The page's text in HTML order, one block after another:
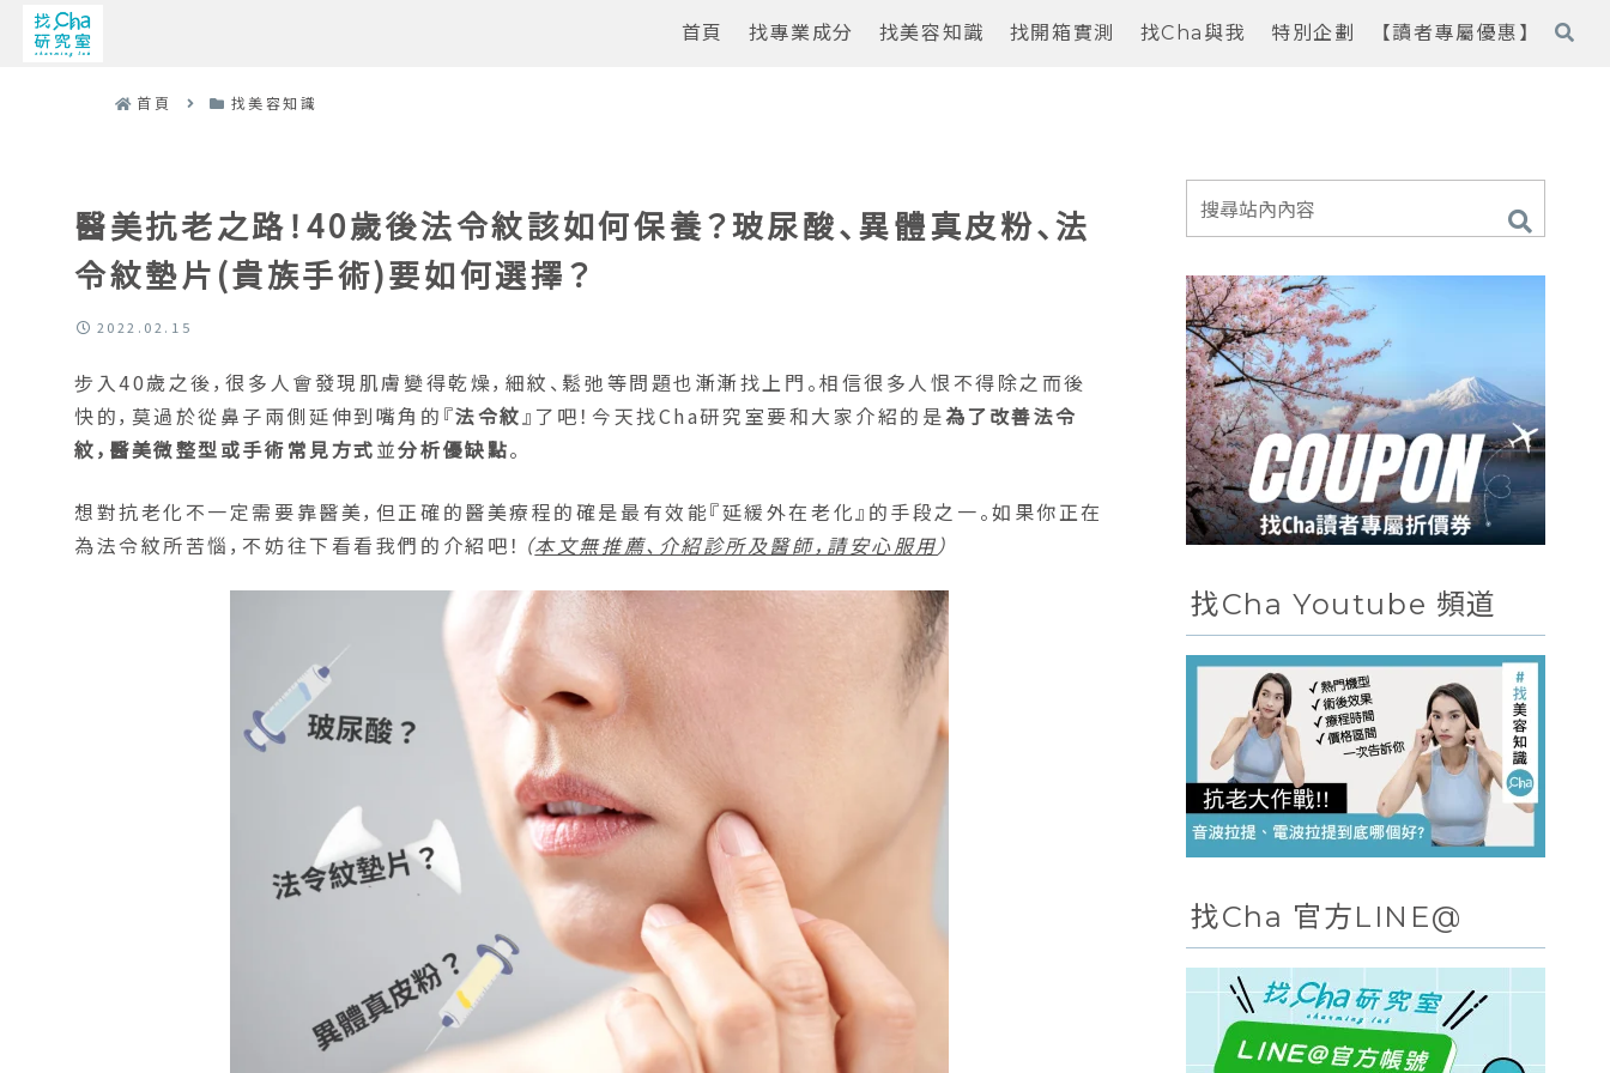
首頁 找專業成分 找美容知識 找開箱實測 找Cha與我 特別企劃 【讀者專屬優惠】
首頁 找美容知識
醫美抗老之路！40歲後法令紋該如何保養？玻尿酸、異體真皮粉、法
令紋墊片(貴族手術)要如何選擇？
2022.02.15
步入40歲之後，很多人會發現肌膚變得乾燥，細紋、鬆弛等問題也漸漸找上門。相信很多人恨不得除之而後
快的，莫過於從鼻子兩側延伸到嘴角的『法令紋』了吧！今天找Cha研究室要和大家介紹的是為了改善法令
紋，醫美微整型或手術常見方式並分析優缺點。
想對抗老化不一定需要靠醫美，但正確的醫美療程的確是最有效能『延緩外在老化』的手段之一。如果你正在
為法令紋所苦惱，不妨往下看看我們的介紹吧！ （本文無推薦、介紹診所及醫師，請安心服用）
找Cha Youtube 頻道
找Cha 官方LINE@